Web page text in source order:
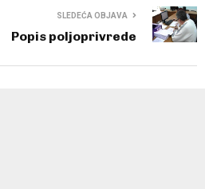
SLEDEĆA OBJAVA
Popis poljoprivrede